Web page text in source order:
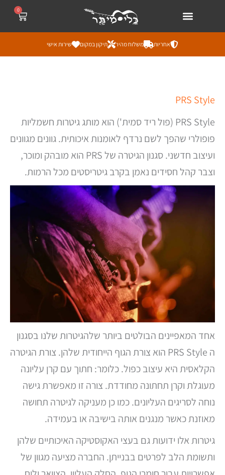
0
עגלת
קניות
אחריות משלוח מהיר תיקון במקום שירות אישי
PRS Style
PRS Style (פול ריד סמית') הוא מותג גיטרות חשמליות
פופולרי שהפך לשם נרדף לאומנות איכותית. גוונים מגוונים
ועיצוב חדשני. סגנון הגיטרה של PRS הוא מובהק ומוכר,
וצבר קהל חסידים נאמן בקרב גיטריסטים מכל הרמות.
אחד המאפיינים הבולטים ביותר שלהגיטרות שלנו בסגנון
ה PRS Style הוא צורת הגוף הייחודית שלהן. צורת הגיטרה
הקלאסית היא עיצוב כפול. כלומר: חתוך עם קרן עליונה
מעוגלת וקרן תחתונה מחודדת. צורה זו מאפשרת גישה
נוחה לסריגים העליונים. כמו כן מעניקה לגיטרה תחושה
מאוזנת כאשר מנגנים אותה בישיבה או בעמידה.
גיטרות אלו ידועות גם בעצי האקוסטיקה האיכותיים שלהן
ותשומת הלב לפרטים בבנייתן. החברה מציעה מגוון של